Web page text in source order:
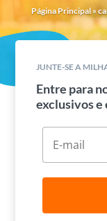
Página Principal»
JUNTE-SE A
Entre para
exclusivos